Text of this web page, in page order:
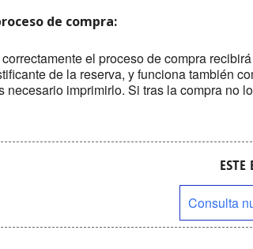
de compra:
el proceso de compra
de la reserva, y funciona también
necesario imprimirlo. Si tras la compra no
Consulta